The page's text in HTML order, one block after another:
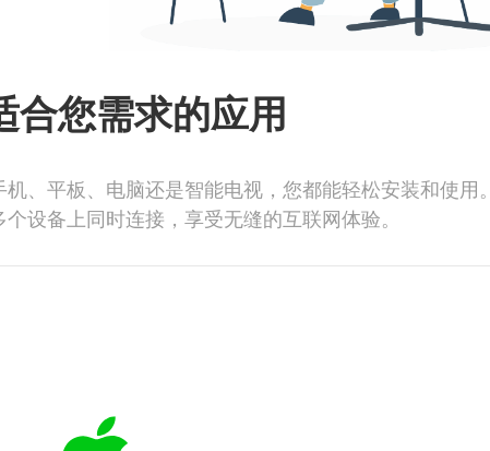
合您需求的应用
、平板、电脑还是智能电视，您都能轻松安装和使用。
设备上同时连接，享受无缝的互联网体验。